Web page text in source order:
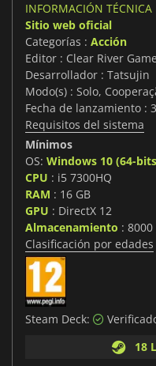
INFORMACIÓN TÉCNICA
Sitio web oficial
Categorías : Acción
Editor : Clear River
Desarrollador : Tatsujin
Modo(s) : Solo,
Fecha de lanzamiento :
Requisitos del sistema
Mínimos
OS: Windows 10 (64-
CPU : i5 7300HQ
RAM : 16 GB
GPU : DirectX 12
Almacenamiento :
Clasificación por edades
Steam Deck:
18